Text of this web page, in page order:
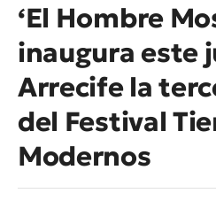
‘El Hombre
inaugura este
Arrecife la
del Festival
Modernos